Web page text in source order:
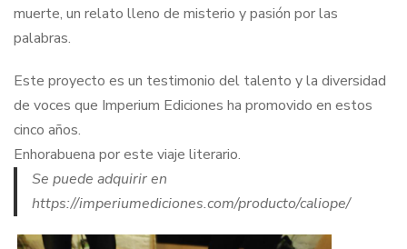
muerte, un relato lleno de misterio y pasión por las
palabras.
Este proyecto es un testimonio del talento y la diversidad
de voces que Imperium Ediciones ha promovido en estos
cinco años.
Enhorabuena por este viaje literario.
Se puede adquirir en
https://imperiumediciones.com/producto/caliope/